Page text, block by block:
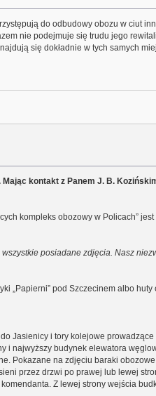
do odbudowy obozu w ciut
nie podejmuje się trudu jego
się dokładnie w tych samych
kontakt z Panem J. B.
kompleks obozowy w Policach”
posiadane zdjęcia. Nasz
„Papierni” pod Szczecinem albo
Jasienicy i tory kolejowe prowadzące
i najwyższy budynek elewatora
Pokazane na zdjęciu baraki
przez drzwi po prawej lub lewej
Z lewej strony wejścia